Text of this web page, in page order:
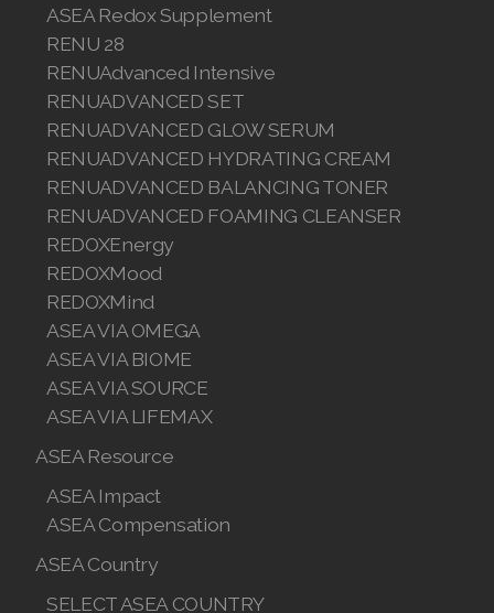
ASEA Redox Supplement
RENU 28
RENUAdvanced Intensive
RENUADVANCED SET
RENUADVANCED GLOW SERUM
RENUADVANCED HYDRATING CREAM
RENUADVANCED BALANCING TONER
RENUADVANCED FOAMING CLEANSER
REDOXEnergy
REDOXMood
REDOXMind
ASEA VIA OMEGA
ASEA VIA BIOME
ASEA VIA SOURCE
ASEA VIA LIFEMAX
ASEA Resource
ASEA Impact
ASEA Compensation
ASEA Country
SELECT ASEA COUNTRY
Join ASEA Malaysia (English)
Join ASEA Malaysia (中文)
Join ASEA Mexico (Español)
Join ASEA Netherlands (Nederlands)
Join ASEA New Zealand (English)
Join ASEA Norway (Norsk)
Join ASEA Philippines (English)
Join ASEA Portugal (Português)
Join ASEA Singapore (English)
Join ASEA Slovakia (Slovenský)